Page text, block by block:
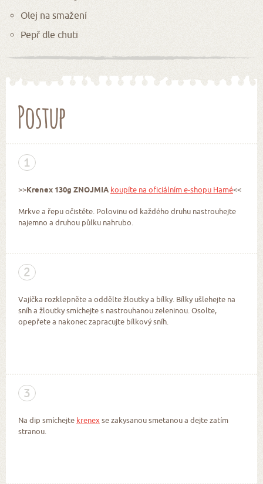
Olej na smažení
Pepř dle chuti
Postup
1
>>Krenex 130g ZNOJMIA koupíte na oficiálním e-shopu Hamé<<
Mrkve a řepu očistěte. Polovinu od každého druhu nastrouhejte
najemno a druhou půlku nahrubo.
2
Vajíčka rozklepněte a oddělte žloutky a bílky. Bílky ušlehejte na
sníh a žloutky smíchejte s nastrouhanou zeleninou. Osolte,
opepřete a nakonec zapracujte bílkový sníh.
3
Na dip smíchejte krenexse zakysanou smetanou a dejte zatím
stranou.